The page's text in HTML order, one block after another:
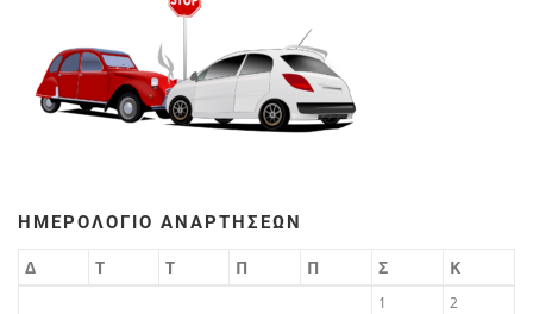
ΗΜΕΡΟΛΌΓΙΟ ΑΝΑΡΤΉΣΕΩΝ
Δ Τ Τ Π Π Σ Κ
1
2